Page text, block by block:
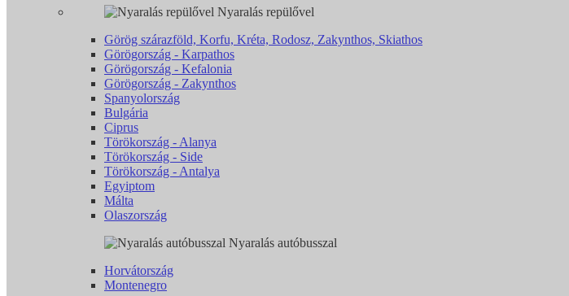
Nyaralás repülővel
Görög szárazföld, Korfu, Kréta, Rodosz, Zakynthos, Skiathos
Görögország - Karpathos
Görögország - Kefalonia
Görögország - Zakynthos
Spanyolország
Bulgária
Ciprus
Törökország - Alanya
Törökország - Side
Törökország - Antalya
Egyiptom
Málta
Olaszország
Nyaralás autóbusszal
Horvátország
Montenegro